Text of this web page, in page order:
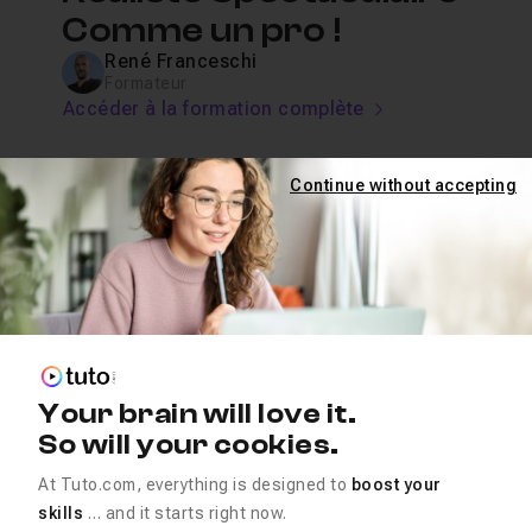
Comme un pro !
René Franceschi
Accéder à la formation complète